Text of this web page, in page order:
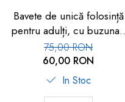
Bavete de unică folosință
pentru adulți, cu buzunar,
set 50 buc, FM-108
75,00 RON
60,00 RON
In Stoc